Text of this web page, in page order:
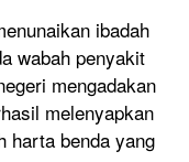
ibadah
wabah penyakit
mengadakan
melenyapkan
harta benda yang